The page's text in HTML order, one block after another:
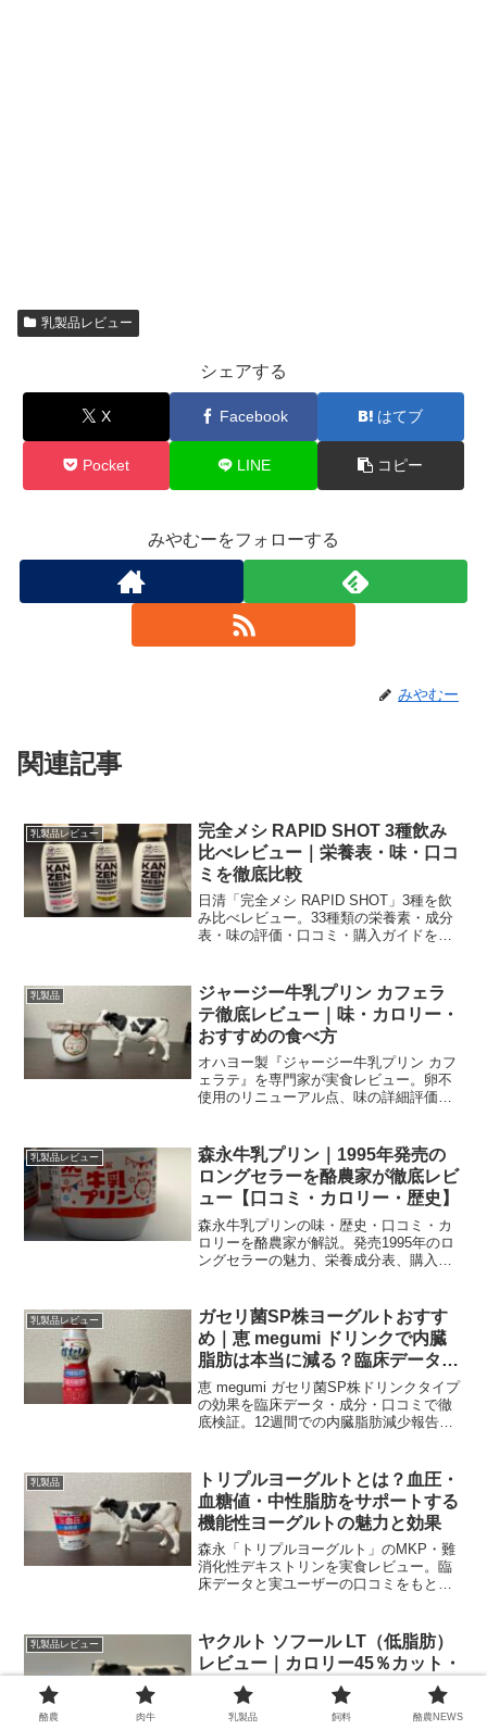
乳製品レビュー
シェアする
X Facebook はてブ
Pocket LINE コピー
みやむーをフォローする
みやむー
関連記事
乳製品レビュー
完全メシ RAPID SHOT 3種飲み
比べレビュー｜栄養表・味・口コ
ミを徹底比較
日清「完全メシ RAPID SHOT」3種を飲
み比べレビュー。33種類の栄養素・成分
表・味の評価・口コミ・購入ガイドを分
乳製品
ジャージー牛乳プリン カフェラ
テ徹底レビュー｜味・カロリー・
おすすめの食べ方
オハヨー製『ジャージー牛乳プリン カフ
ェラテ』を専門家が実食レビュー。卵不
使用のリニューアル点、味の詳細評価、
FAQでわかりやすく丁寧に解説します。
乳製品レビュー
森永牛乳プリン｜1995年発売の
ロングセラーを酪農家が徹底レビ
ュー【口コミ・カロリー・歴史】
森永牛乳プリンの味・歴史・口コミ・カ
ロリーを酪農家が解説。発売1995年のロ
ングセラーの魅力、栄養成分表、購入先
乳製品レビュー
ガセリ菌SP株ヨーグルトおすす
め｜恵 megumi ドリンクで内臓
脂肪は本当に減る？臨床データと
実践レビュー
恵 megumi ガセリ菌SP株ドリンクタイプ
の効果を臨床データ・成分・口コミで徹
底検証。12週間での内臓脂肪減少報告や
乳製品
トリプルヨーグルトとは？血圧・
血糖値・中性脂肪をサポートする
機能性ヨーグルトの魅力と効果
森永「トリプルヨーグルト」のMKP・難
消化性デキストリンを実食レビュー。臨
床データと実ユーザーの口コミをもと
にまとめます。
乳製品レビュー
ヤクルト ソフール LT（低脂肪）
レビュー｜カロリー45％カット・
シロタ株で腸活
ヤクルト「ソフール LT（低脂肪）」を酪
酪農 肉牛 乳製品 飼料 酪農NEWS